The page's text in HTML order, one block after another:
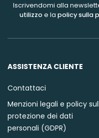
Iscrivendomi alla
utilizzoe la policy sulla
ASSISTENZA CLIENTE
Contattaci
Menzioni legali e policy
protezione dei dati
personali (GDPR)